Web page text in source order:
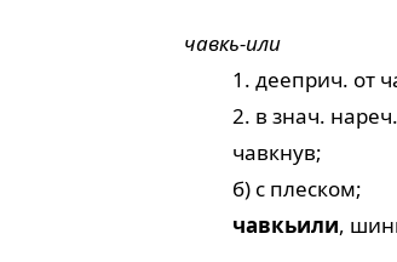
чавкь-или
1. дееприч. от
2. в знач.
чавкнув;
б) с плеском;
чавкьили,